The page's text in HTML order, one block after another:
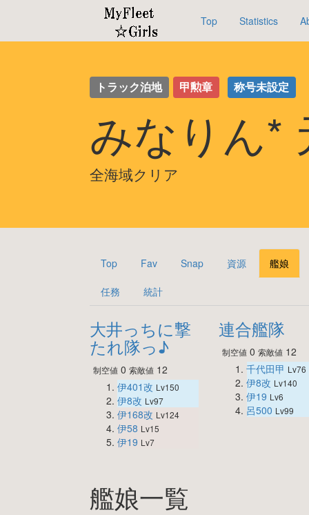
Top Statistics
トラック泊地 甲勲章 称号未設定
みなりん*
全海域クリア
Top Fav Snap 資源 艦娘
任務 統計
大井っちに撃
たれ隊っ♪
制空値 0 索敵値 12
伊401改 Lv150
伊8改 Lv97
伊168改 Lv124
伊58 Lv15
伊19 Lv7
連合艦隊
制空値 0索敵値 12
千代田甲 Lv76
伊8改 Lv140
伊19 Lv6
呂500 Lv99
艦娘一覧